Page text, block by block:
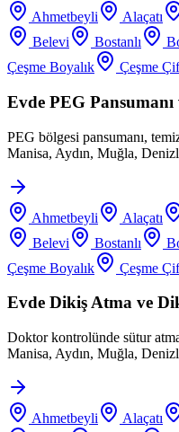
Ahmetbeyli Alaçatı
Belevi
Bostanlı
Çeşme Boyalık
Çeşme
Evde PEG Pansumanı
PEG bölgesi pansumanı,
Manisa, Aydın, Muğla,
Ahmetbeyli Alaçatı
Belevi
Bostanlı
Çeşme Boyalık
Çeşme
Evde Dikiş Atma ve
Doktor kontrolünde sütur
Manisa, Aydın, Muğla,
Ahmetbeyli Alaçatı